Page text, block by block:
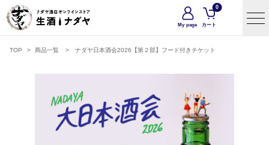
My page カート
0
TOP > 商品一覧 > ナダヤ日本酒会2026【第２部】フード付きチケット